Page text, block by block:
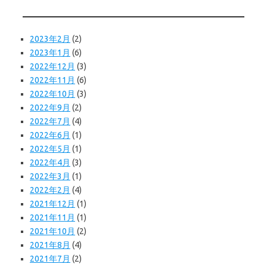
2023年2月 (2)
2023年1月 (6)
2022年12月 (3)
2022年11月 (6)
2022年10月 (3)
2022年9月 (2)
2022年7月 (4)
2022年6月 (1)
2022年5月 (1)
2022年4月 (3)
2022年3月 (1)
2022年2月 (4)
2021年12月 (1)
2021年11月 (1)
2021年10月 (2)
2021年8月 (4)
2021年7月 (2)